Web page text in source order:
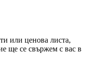
или ценова листа,
ще се свържем с вас в